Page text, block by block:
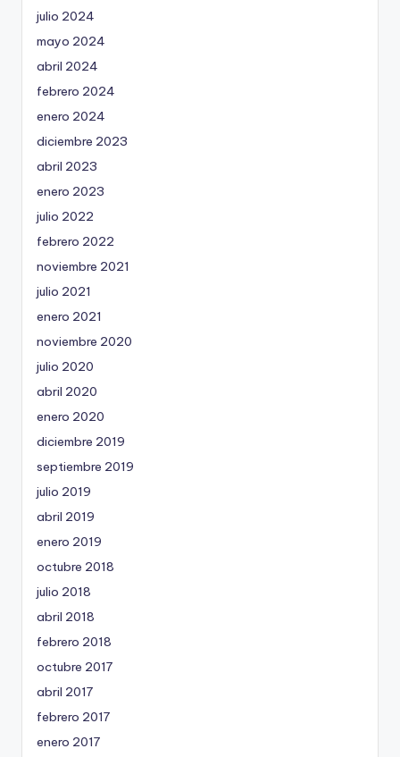
julio 2024
mayo 2024
abril 2024
febrero 2024
enero 2024
diciembre 2023
abril 2023
enero 2023
julio 2022
febrero 2022
noviembre 2021
julio 2021
enero 2021
noviembre 2020
julio 2020
abril 2020
enero 2020
diciembre 2019
septiembre 2019
julio 2019
abril 2019
enero 2019
octubre 2018
julio 2018
abril 2018
febrero 2018
octubre 2017
abril 2017
febrero 2017
enero 2017